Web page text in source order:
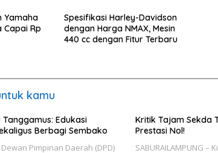
Yamaha
Capai Rp
Spesifikasi Harley-Davidson
dengan Harga NMAX, Mesin
440 cc dengan Fitur Terbaru
kamu
Tanggamus: Edukasi
Berbagi Sembako
Dewan Pimpinan Daerah (DPD)
Kritik Tajam Sekda
Prestasi Nol!
SABURAILAMPUNG